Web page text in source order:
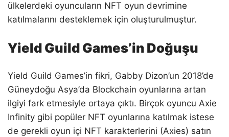
ülkelerdeki oyuncuların NFT oyun devrimine
katılmalarını desteklemek için oluşturulmuştur.
Yield Guild Games’in Doğuşu
Yield Guild Games’in fikri, Gabby Dizon’un 2018’de
Güneydoğu Asya’da Blockchain oyunlarına artan
ilgiyi fark etmesiyle ortaya çıktı. Birçok oyuncu Axie
Infinity gibi popüler NFT oyunlarına katılmak istese
de gerekli oyun içi NFT karakterlerini (Axies) satın